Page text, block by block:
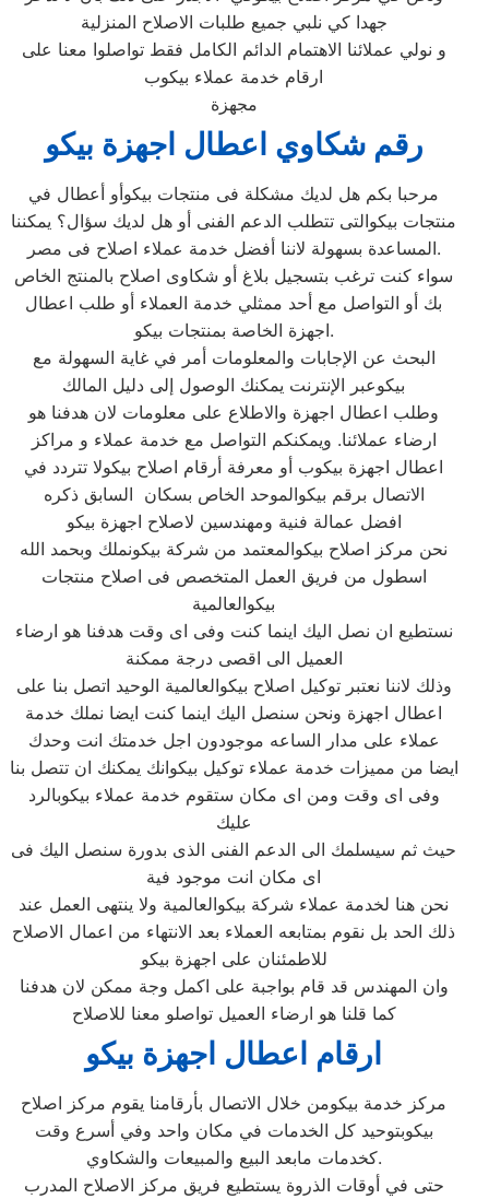
جهدا كي نلبي جميع طلبات الاصلاح المنزلية
و نولي عملائنا الاهتمام الدائم الكامل فقط تواصلوا معنا على
ارقام خدمة عملاء بيكوب
مجهزة
رقم شكاوي اعطال اجهزة بيكو
مرحبا بكم هل لديك مشكلة فى منتجات بيكوأو أعطال في
منتجات بيكوالتى تتطلب الدعم الفنى أو هل لديك سؤال؟ يمكننا
المساعدة بسهولة لاننا أفضل خدمة عملاء اصلاح فى مصر.
سواء كنت ترغب بتسجيل بلاغ أو شكاوى اصلاح بالمنتج الخاص
بك أو التواصل مع أحد ممثلي خدمة العملاء أو طلب اعطال
اجهزة الخاصة بمنتجات بيكو.
البحث عن الإجابات والمعلومات أمر في غاية السهولة مع
بيكوعبر الإنترنت يمكنك الوصول إلى دليل المالك
وطلب اعطال اجهزة والاطلاع على معلومات لان هدفنا هو
ارضاء عملائنا. ويمكنكم التواصل مع خدمة عملاء و مراكز
اعطال اجهزة بيكوب أو معرفة أرقام اصلاح بيكولا تتردد في
الاتصال برقم بيكوالموحد الخاص بسكان السابق ذكره
افضل عمالة فنية ومهندسين لاصلاح اجهزة بيكو
نحن مركز اصلاح بيكوالمعتمد من شركة بيكونملك وبحمد الله
اسطول من فريق العمل المتخصص فى اصلاح منتجات
بيكوالعالمية
نستطيع ان نصل اليك اينما كنت وفى اى وقت هدفنا هو ارضاء
العميل الى اقصى درجة ممكنة
وذلك لاننا نعتبر توكيل اصلاح بيكوالعالمية الوحيد اتصل بنا على
اعطال اجهزة ونحن سنصل اليك اينما كنت ايضا نملك خدمة
عملاء على مدار الساعه موجودون اجل خدمتك انت وحدك
ايضا من مميزات خدمة عملاء توكيل بيكوانك يمكنك ان تتصل بنا
وفى اى وقت ومن اى مكان ستقوم خدمة عملاء بيكوبالرد
عليك
حيث ثم سيسلمك الى الدعم الفنى الذى بدورة سنصل اليك فى
اى مكان انت موجود فية
نحن هنا لخدمة عملاء شركة بيكوالعالمية ولا ينتهى العمل عند
ذلك الحد بل نقوم بمتابعه العملاء بعد الانتهاء من اعمال الاصلاح
للاطمئنان على اجهزة بيكو
وان المهندس قد قام بواجبة على اكمل وجة ممكن لان هدفنا
كما قلنا هو ارضاء العميل تواصلو معنا للاصلاح
ارقام اعطال اجهزة بيكو
مركز خدمة بيكومن خلال الاتصال بأرقامنا يقوم مركز اصلاح
بيكوبتوحيد كل الخدمات في مكان واحد وفي أسرع وقت
كخدمات مابعد البيع والمبيعات والشكاوي.
حتى في أوقات الذروة يستطيع فريق مركز الاصلاح المدرب